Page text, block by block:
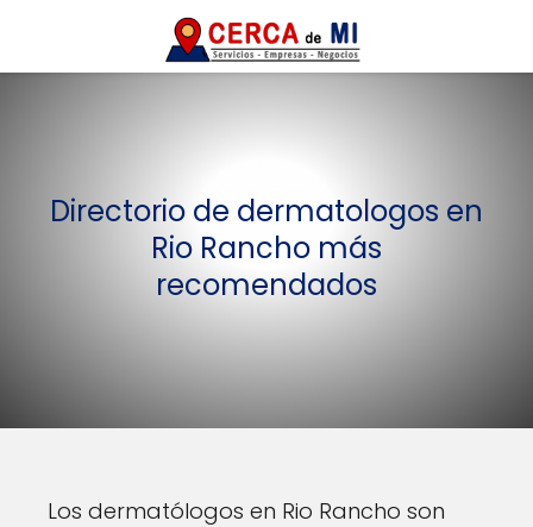
Directorio de dermatologos en
Rio Rancho más
recomendados
Los dermatólogos en Rio Rancho son